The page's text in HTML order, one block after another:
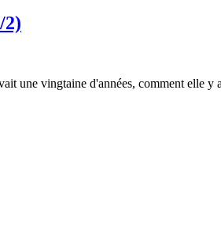
2)
une vingtaine d'années, comment elle y